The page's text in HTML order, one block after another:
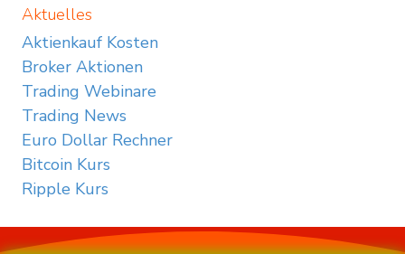
Aktuelles
Aktienkauf Kosten
Broker Aktionen
Trading Webinare
Trading News
Euro Dollar Rechner
Bitcoin Kurs
Ripple Kurs